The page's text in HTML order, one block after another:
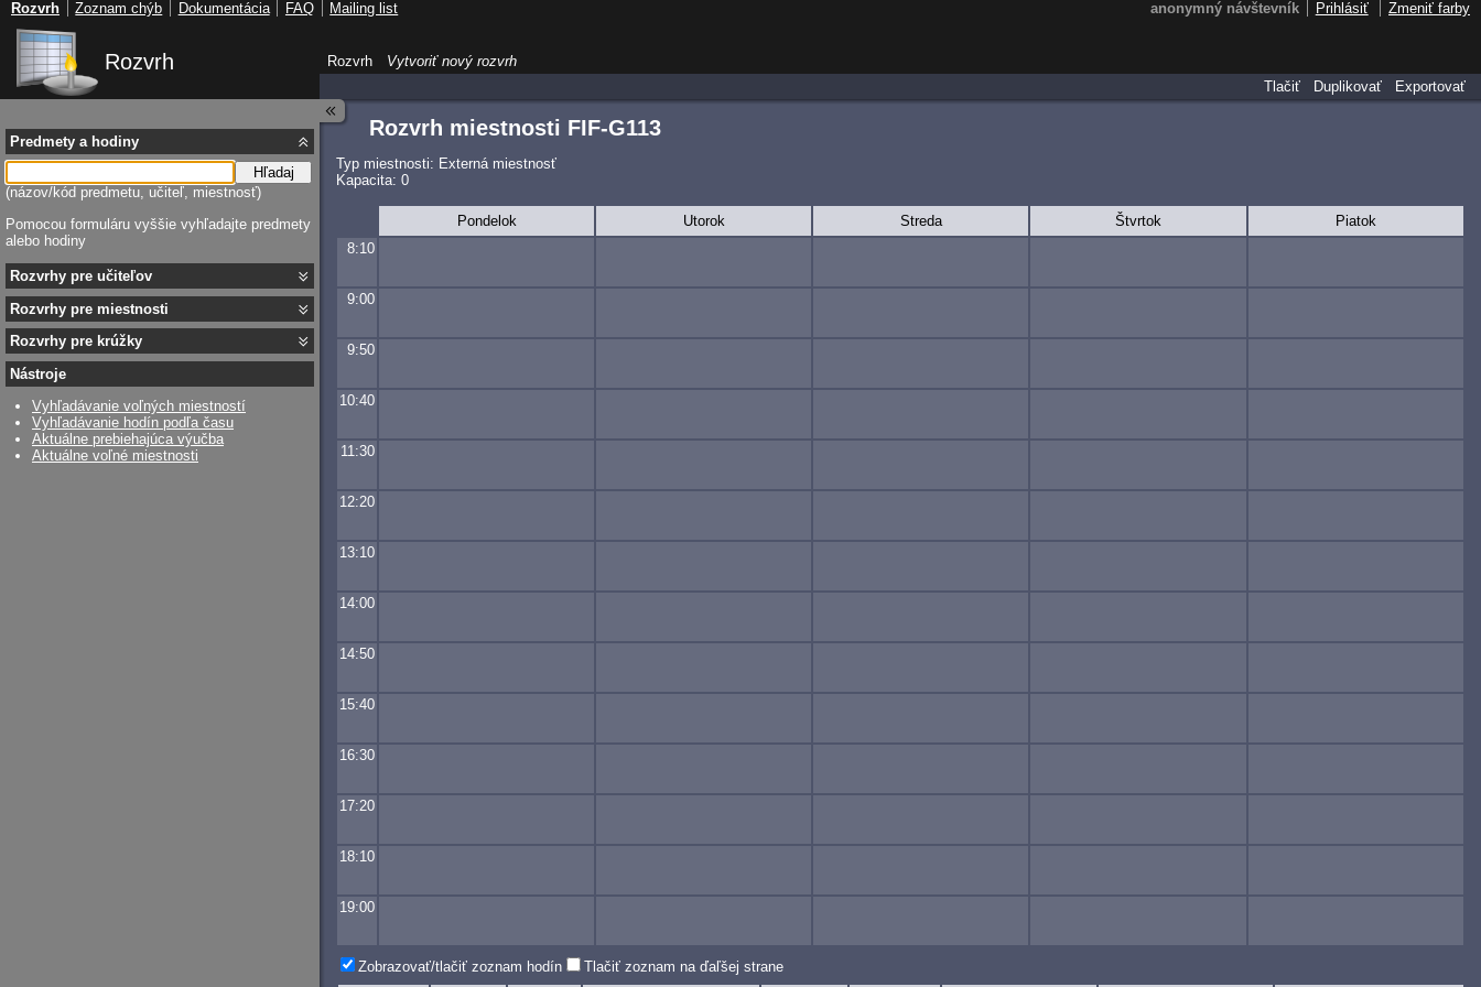
Rozvrh
Rozvrh miestnosti FIF-G113
Typ miestnosti: Externá miestnosť
Kapacita: 0
Pondelok Utorok Streda Štvrtok
Piatok
8:10
9:00
9:50
10:40
11:30
12:20
13:10
14:00
14:50
15:40
16:30
17:20
18:10
19:00
Zobrazovať/tlačiť zoznam hodín Tlačiť zoznam na ďaľšej strane
Predmety a hodiny
Hľadaj
(názov/kód predmetu, učiteľ, miestnosť)
Pomocou formuláru vyššie vyhľadajte predmety
alebo hodiny
Rozvrhy pre učiteľov
Rozvrhy pre miestnosti
Rozvrhy pre krúžky
Nástroje
Vyhľadávanie voľných miestností
Vyhľadávanie hodín podľa času
Aktuálne prebiehajúca výučba
Aktuálne voľné miestnosti
Rozvrh
Vytvoriť nový rozvrh
Tlačiť
Duplikovať Exportovať
anonymný návštevník Prihlásiť Zmeniť farby
Rozvrh Zoznam chýb Dokumentácia FAQ Mailing list